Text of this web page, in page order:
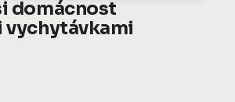
domácnost